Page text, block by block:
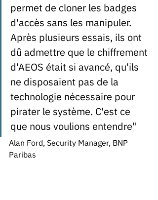
permet de cloner les badges
d'accès sans les manipuler.
Après plusieurs essais, ils ont
dû admettre que le chiffrement
d'AEOS était si avancé, qu'ils
ne disposaient pas de la
technologie nécessaire pour
pirater le système. C'est ce
que nous voulions entendre"
Alan Ford, Security Manager, BNP
Paribas